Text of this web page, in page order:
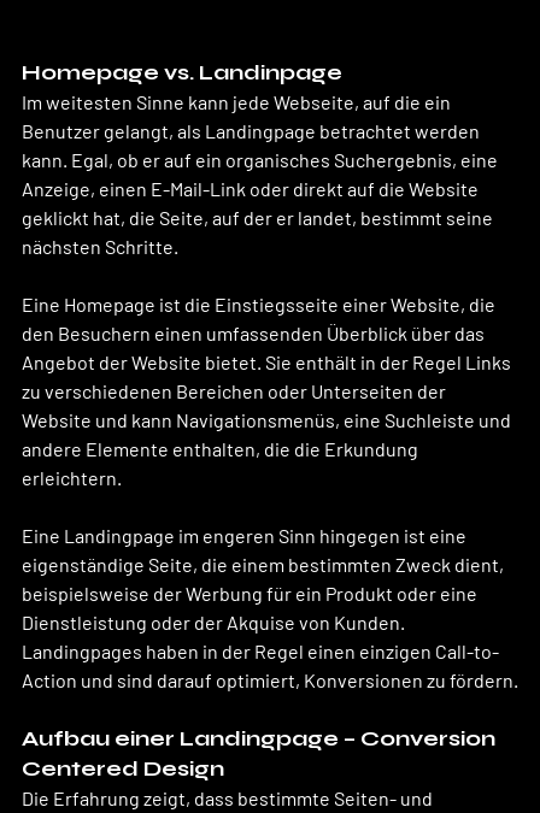
Homepage vs. Landinpage
Im weitesten Sinne kann jede Webseite, auf die ein
Benutzer gelangt, als Landingpage betrachtet werden
kann. Egal, ob er auf ein organisches Suchergebnis, eine
Anzeige, einen E-Mail-Link oder direkt auf die Website
geklickt hat, die Seite, auf der er landet, bestimmt seine
nächsten Schritte.
Eine Homepage ist die Einstiegsseite einer Website, die
den Besuchern einen umfassenden Überblick über das
Angebot der Website bietet. Sie enthält in der Regel Links
zu verschiedenen Bereichen oder Unterseiten der
Website und kann Navigationsmenüs, eine Suchleiste und
andere Elemente enthalten, die die Erkundung
erleichtern.
Eine Landingpage im engeren Sinn hingegen ist eine
eigenständige Seite, die einem bestimmten Zweck dient,
beispielsweise der Werbung für ein Produkt oder eine
Dienstleistung oder der Akquise von Kunden.
Landingpages haben in der Regel einen einzigen Call-to-
Action und sind darauf optimiert, Konversionen zu fördern.
Aufbau einer Landingpage – Conversion
Centered Design
Die Erfahrung zeigt, dass bestimmte Seiten- und